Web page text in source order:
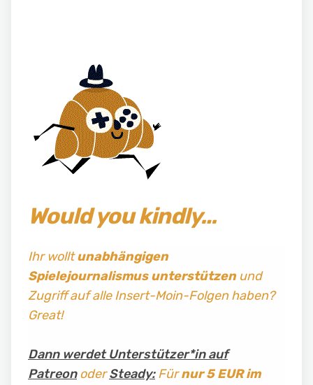
Would you kindly…
Ihr wolltunabhängigen
Spielejournalismus unterstützenund
Zugriff auf alle Insert-Moin-Folgen haben?
Great!
Dann werdet Unterstützer*in auf
PatreonoderSteady:Fürnur 5 EUR im